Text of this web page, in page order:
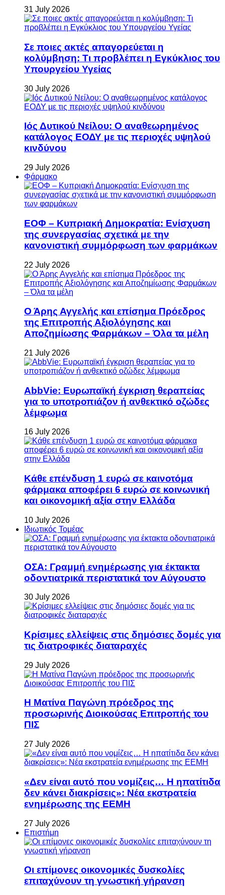
31 July 2026
Σε ποιες ακτές απαγορεύεται η
κολύμβηση: Τι προβλέπει η Εγκύκλιος του
Υπουργείου Υγείας
30 July 2026
Ιός Δυτικού Νείλου: Ο αναθεωρημένος
κατάλογος ΕΟΔΥ με τις περιοχές υψηλού
κινδύνου
29 July 2026
Φάρμακο
ΕΟΦ – Κυπριακή Δημοκρατία: Ενίσχυση
της συνεργασίας σχετικά με την
κανονιστική συμμόρφωση των φαρμάκων
22 July 2026
Ο Άρης Αγγελής και επίσημα Πρόεδρος
της Επιτροπής Αξιολόγησης και
Αποζημίωσης Φαρμάκων – Όλα τα μέλη
21 July 2026
AbbVie: Ευρωπαϊκή έγκριση θεραπείας
για το υποτροπιάζον ή ανθεκτικό οζώδες
λέμφωμα
16 July 2026
Κάθε επένδυση 1 ευρώ σε καινοτόμα
φάρμακα αποφέρει 6 ευρώ σε κοινωνική
και οικονομική αξία στην Ελλάδα
10 July 2026
Ιδιωτικός Τομέας
ΟΣΑ: Γραμμή ενημέρωσης για έκτακτα
οδοντιατρικά περιστατικά τον Αύγουστο
30 July 2026
Κρίσιμες ελλείψεις στις δημόσιες δομές για
τις διατροφικές διαταραχές
29 July 2026
Η Ματίνα Παγώνη πρόεδρος της
προσωρινής Διοικούσας Επιτροπής του
ΠΙΣ
27 July 2026
«Δεν είναι αυτό που νομίζεις… Η ηπατίτιδα
δεν κάνει διακρίσεις»: Νέα εκστρατεία
ενημέρωσης της ΕΕΜΗ
27 July 2026
Επιστήμη
Οι επίμονες οικονομικές δυσκολίες
επιταχύνουν τη γνωστική γήρανση